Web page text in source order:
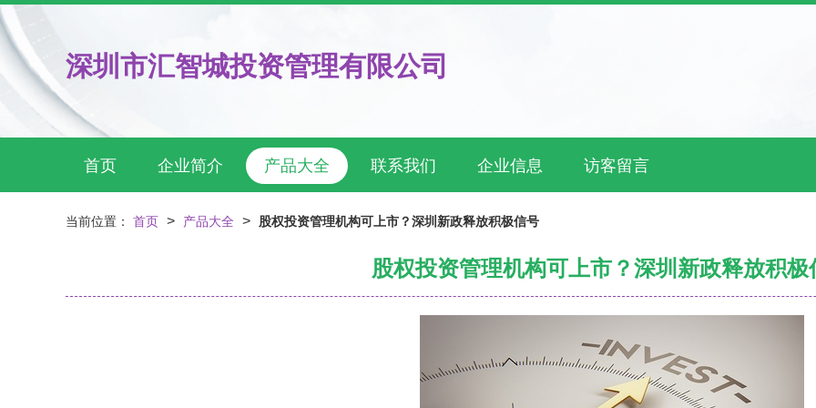
深圳市汇智城投资管理有限公司
首页 企业简介 产品大全 联系我们 企业信息 访客留言
当前位置： 首页 > 产品大全 > 股权投资管理机构可上市？深圳新政释放积极信号
股权投资管理机构可上市？深圳新政释放积极